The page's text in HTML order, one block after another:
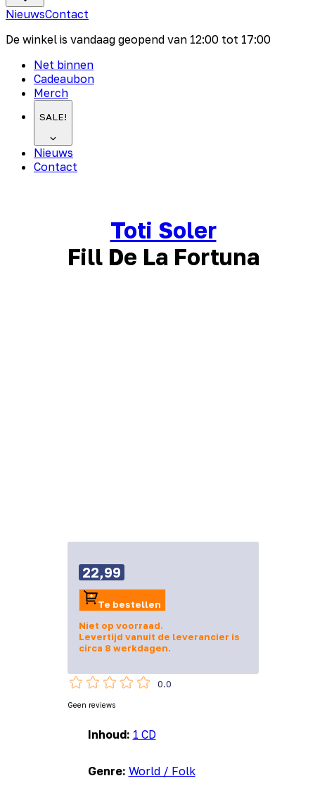
NieuwsContact
De winkel is vandaag geopend van 12:00 tot 17:00
Net binnen
Cadeaubon
Merch
SALE!
Nieuws
Contact
Toti Soler
Fill De La Fortuna
Inhoud: 1 CD
Genre: World / Folk
22,99
Te bestellen
Niet op voorraad.
Levertijd vanuit de leverancier is
circa 8 werkdagen.
0.0
Geen reviews